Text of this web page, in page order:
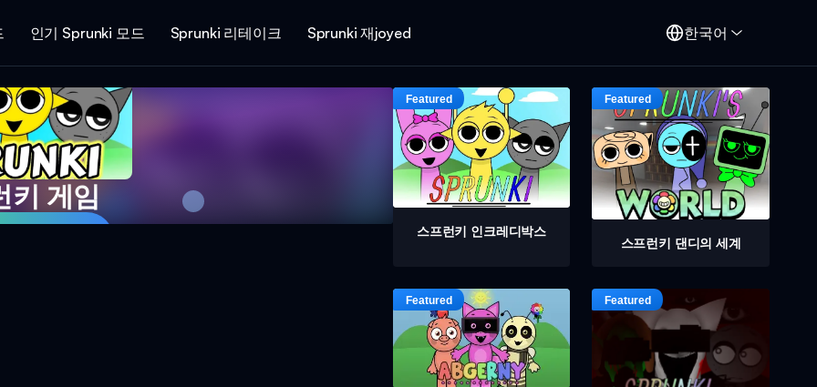
인기 Sprunki 모드 Sprunki 리테이크 Sprunki 재joyed 한국어
키 게임
스프런키 인크레디박스
스프런키 댄디의 세계